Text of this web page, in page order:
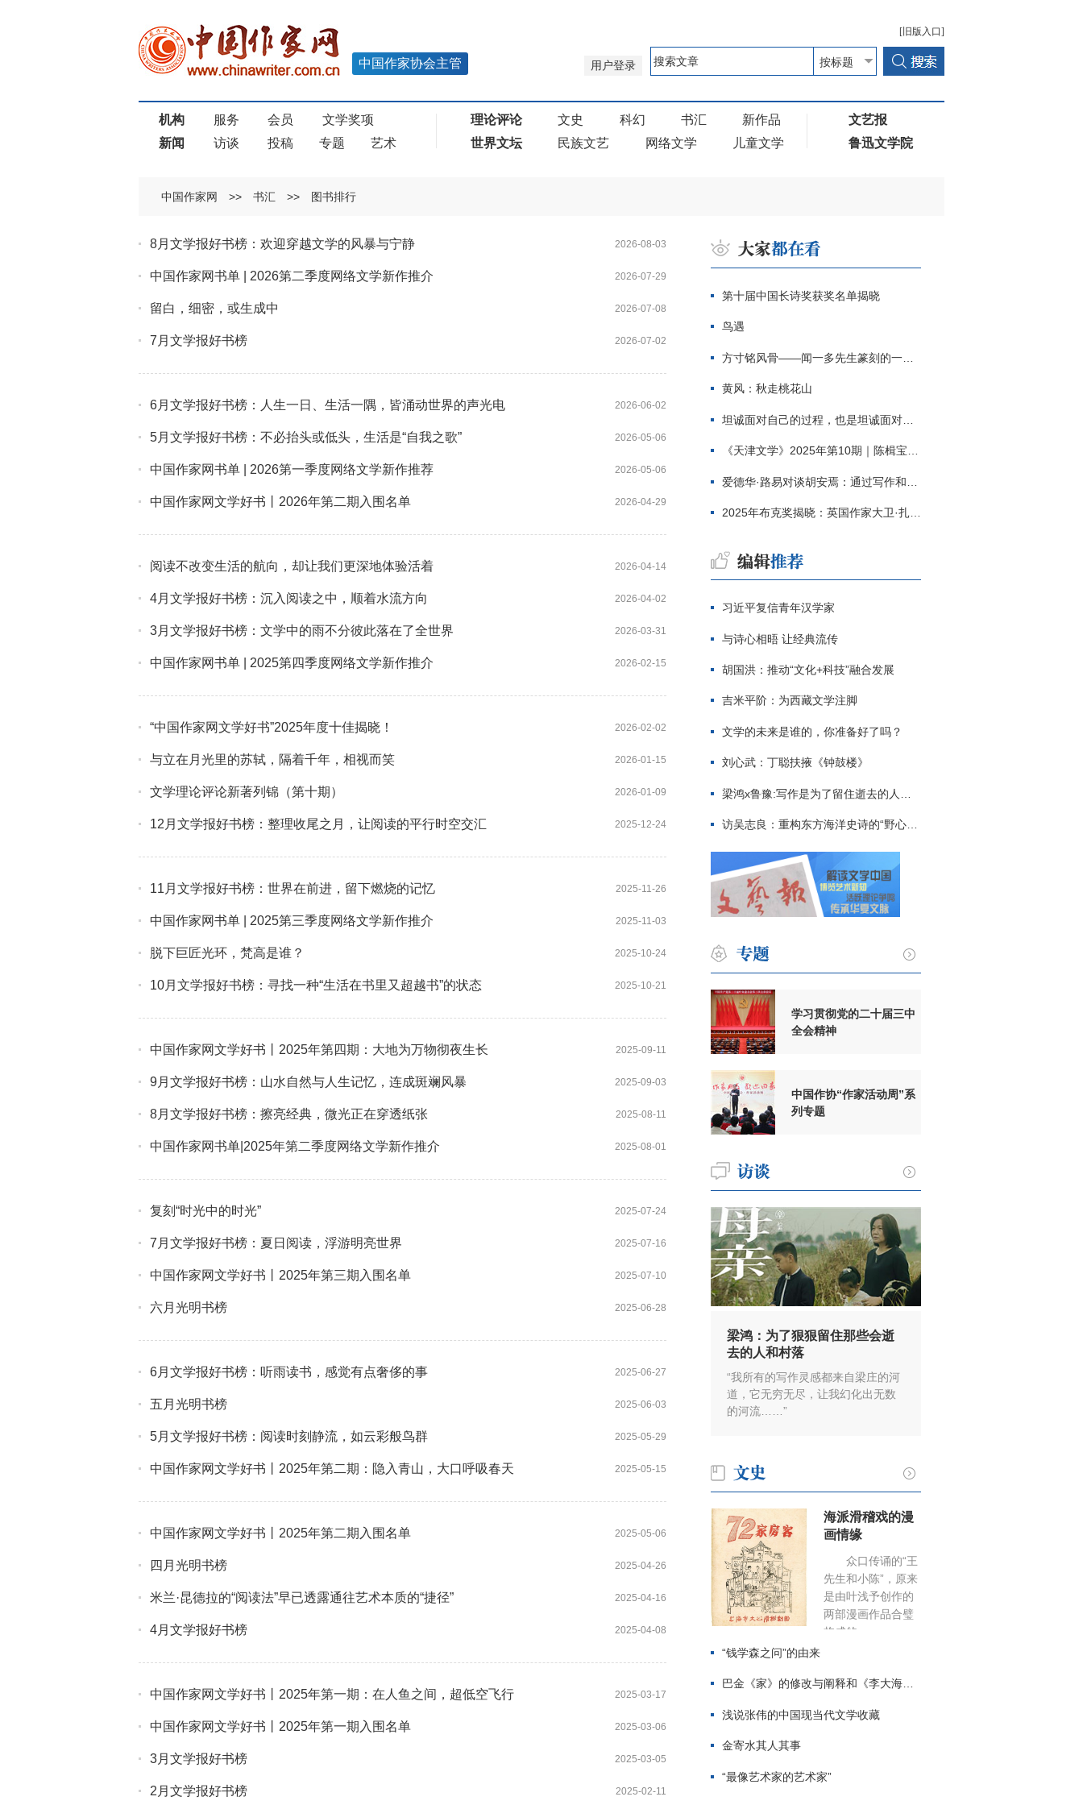
[旧版入口]
用户登录
中国作家协会主管
机构 服务 会员
文学奖项
新闻
访谈 投稿 专题 艺术
理论评论 文史 科幻 书汇
新作品
世界文坛
民族文艺 网络文学 儿童文学
文艺报
鲁迅文学院
中国作家网 >> 书汇 >> 图书排行
8月文学报好书榜：欢迎穿越文学的风暴与宁静 2026-08-03
中国作家网书单 | 2026第二季度网络文学新作推介 2026-07-29
留白，细密，或生成中 2026-07-08
7月文学报好书榜 2026-07-02
6月文学报好书榜：人生一日、生活一隅，皆涌动世界的声光电 2026-06-02
5月文学报好书榜：不必抬头或低头，生活是“自我之歌” 2026-05-06
中国作家网书单 | 2026第一季度网络文学新作推荐 2026-05-06
中国作家网文学好书丨2026年第二期入围名单 2026-04-29
阅读不改变生活的航向，却让我们更深地体验活着 2026-04-14
4月文学报好书榜：沉入阅读之中，顺着水流方向 2026-04-02
3月文学报好书榜：文学中的雨不分彼此落在了全世界 2026-03-31
中国作家网书单 | 2025第四季度网络文学新作推介 2026-02-15
“中国作家网文学好书”2025年度十佳揭晓！ 2026-02-02
与立在月光里的苏轼，隔着千年，相视而笑 2026-01-15
文学理论评论新著列锦（第十期） 2026-01-09
12月文学报好书榜：整理收尾之月，让阅读的平行时空交汇 2025-12-24
11月文学报好书榜：世界在前进，留下燃烧的记忆 2025-11-26
中国作家网书单 | 2025第三季度网络文学新作推介 2025-11-03
脱下巨匠光环，梵高是谁？ 2025-10-24
10月文学报好书榜：寻找一种“生活在书里又超越书”的状态 2025-10-21
中国作家网文学好书丨2025年第四期：大地为万物彻夜生长 2025-09-11
9月文学报好书榜：山水自然与人生记忆，连成斑斓风暴 2025-09-03
8月文学报好书榜：擦亮经典，微光正在穿透纸张 2025-08-11
中国作家网书单|2025年第二季度网络文学新作推介 2025-08-01
复刻“时光中的时光” 2025-07-24
7月文学报好书榜：夏日阅读，浮游明亮世界 2025-07-16
中国作家网文学好书丨2025年第三期入围名单 2025-07-10
六月光明书榜 2025-06-28
6月文学报好书榜：听雨读书，感觉有点奢侈的事 2025-06-27
五月光明书榜 2025-06-03
5月文学报好书榜：阅读时刻静流，如云彩般鸟群 2025-05-29
中国作家网文学好书丨2025年第二期：隐入青山，大口呼吸春天 2025-05-15
中国作家网文学好书丨2025年第二期入围名单 2025-05-06
四月光明书榜 2025-04-26
米兰·昆德拉的“阅读法”早已透露通往艺术本质的“捷径” 2025-04-16
4月文学报好书榜 2025-04-08
中国作家网文学好书丨2025年第一期：在人鱼之间，超低空飞行 2025-03-17
中国作家网文学好书丨2025年第一期入围名单 2025-03-06
3月文学报好书榜 2025-03-05
2月文学报好书榜 2025-02-11